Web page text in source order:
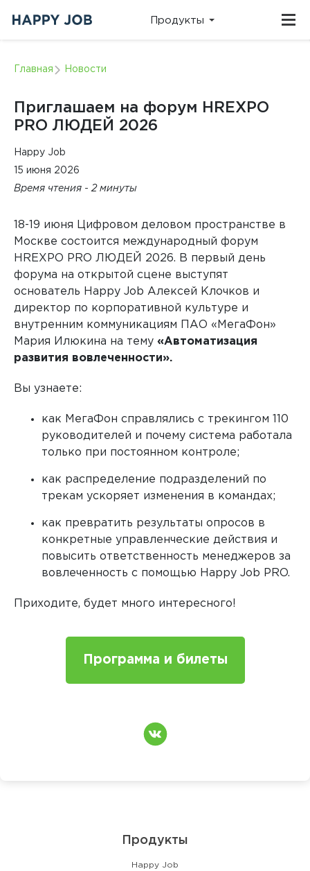
Продукты
ПЛАТФОРМЫ
вовлеченности и лояльности персонала
внутреннего сервиса (КВС)
Онлайн-платформа для мультиролевой оценки, 360
Любые внешние и внутренние исследования
НАС ВИДЕО
и
методические
материалы
результаты
и события из
жизни
о
и
ВЕБИНАРЫ
Расписание вебинаров и
мастер‑классов Happy Job
служба:
support@happy-
646-83-89
Главная Новости
Приглашаем на форум HREXPO
PRO ЛЮДЕЙ 2026
Happy Job
15 июня 2026
Время чтения - 2 минуты
18-19 июня Цифровом деловом пространстве в
Москве состоится международный форум
HREXPO PRO ЛЮДЕЙ 2026. В первый день
форума на открытой сцене выступят
основатель Happy Job Алексей Клочков и
директор по корпоративной культуре и
внутренним коммуникациям ПАО «МегаФон»
Мария Илюкина на тему «Автоматизация
развития вовлеченности».
Вы узнаете:
как МегаФон справлялись с трекингом 110
руководителей и почему система работала
только при постоянном контроле;
как распределение подразделений по
трекам ускоряет изменения в командах;
как превратить результаты опросов в
конкретные управленческие действия и
повысить ответственность менеджеров за
вовлеченность с помощью Happy Job PRO.
Приходите, будет много интересного!
Программа и билеты
Продукты
Happy Job